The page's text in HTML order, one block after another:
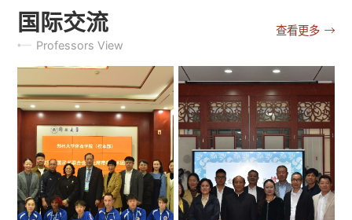
国际交流
Professors View
查看更多